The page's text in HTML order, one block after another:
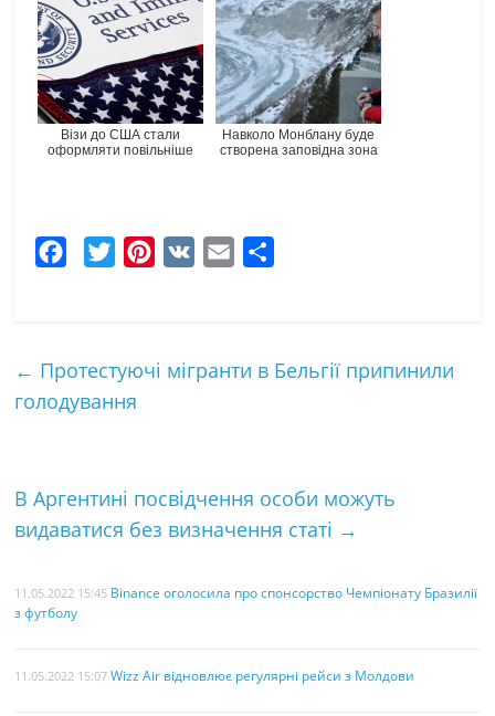
Візи до США стали
оформляти повільніше
Навколо Монблану буде
створена заповідна зона
b
o
t
e
e
t
l
к
← Протестуючі мігранти в Бельгії припинили
голодування
В Аргентині посвідчення особи можуть
видаватися без визначення статі →
11.05.2022 15:45 Binance оголосила про спонсорство Чемпіонату Бразилії
з футболу
11.05.2022 15:07 Wizz Air відновлює регулярні рейси з Молдови